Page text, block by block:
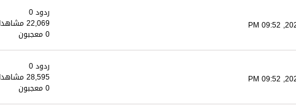
ردود 0
22,069 مشاهدات
0 معجبون
ردود 0
28,595 مشاهدات
0 معجبون